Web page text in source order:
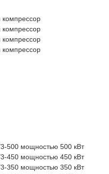
компрессор
компрессор
компрессор
компрессор
500 мощностью 500 кВт
450 мощностью 450 кВт
350 мощностью 350 кВт